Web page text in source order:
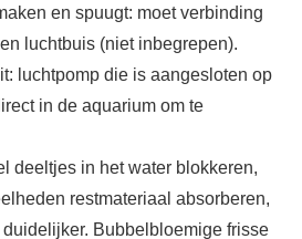
en spuugt: moet verbinding
luchtbuis (niet inbegrepen).
luchtpomp die is aangesloten op
in de aquarium om te
deeltjes in het water blokkeren,
restmateriaal absorberen,
Bubbelbloemige frisse